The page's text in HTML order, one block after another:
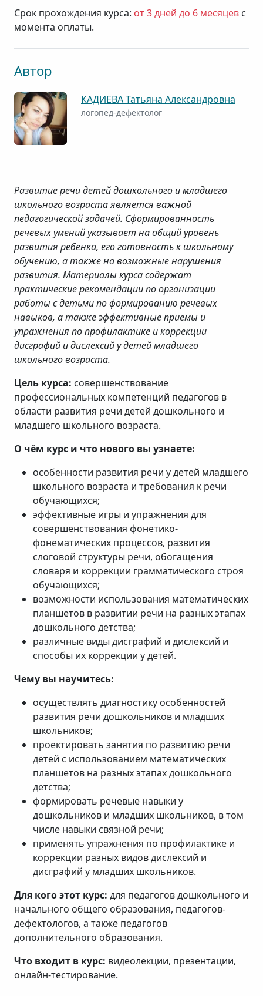
Срок прохождения курса: от 3 дней до 6 месяцев с
момента оплаты.
Автор
КАДИЕВА Татьяна Александровна
логопед-дефектолог
Развитие речи детей дошкольного и младшего
школьного возраста является важной
педагогической задачей. Сформированность
речевых умений указывает на общий уровень
развития ребенка, его готовность к школьному
обучению, а также на возможные нарушения
развития. Материалы курса содержат
практические рекомендации по организации
работы с детьми по формированию речевых
навыков, а также эффективные приемы и
упражнения по профилактике и коррекции
дисграфий и дислексий у детей младшего
школьного возраста.
Цель курса: совершенствование
профессиональных компетенций педагогов в
области развития речи детей дошкольного и
младшего школьного возраста.
О чём курс и что нового вы узнаете:
особенности развития речи у детей младшего
школьного возраста и требования к речи
обучающихся;
эффективные игры и упражнения для
совершенствования фонетико-
фонематических процессов, развития
слоговой структуры речи, обогащения
словаря и коррекции грамматического строя
обучающихся;
возможности использования математических
планшетов в развитии речи на разных этапах
дошкольного детства;
различные виды дисграфий и дислексий и
способы их коррекции у детей.
Чему вы научитесь:
осуществлять диагностику особенностей
развития речи дошкольников и младших
школьников;
проектировать занятия по развитию речи
детей с использованием математических
планшетов на разных этапах дошкольного
детства;
формировать речевые навыки у
дошкольников и младших школьников, в том
числе навыки связной речи;
применять упражнения по профилактике и
коррекции разных видов дислексий и
дисграфий у младших школьников.
Для кого этот курс: для педагогов дошкольного и
начального общего образования, педагогов-
дефектологов, а также педагогов
дополнительного образования.
Что входит в курс: видеолекции, презентации,
онлайн-тестирование.